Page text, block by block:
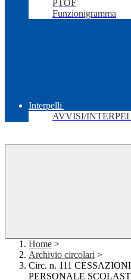
PTOF
Funzionigramma
Interpelli
AVVISI/
Home >
Archivio circolari >
Circ. n. 111
PERSONALE